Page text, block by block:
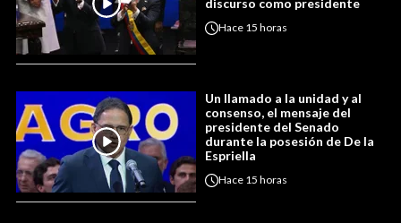
Hace 15 horas
Un llamado a la unidad y al
consenso, el mensaje del
presidente del Senado
durante la posesión de De la
Espriella
Hace 15 horas